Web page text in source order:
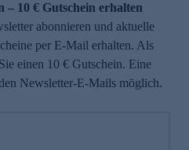
– 10 € Gutschein erhalten
abonnieren und aktuelle
per E-Mail erhalten. Als
einen 10 € Gutschein. Eine
Newsletter-E-Mails möglich.